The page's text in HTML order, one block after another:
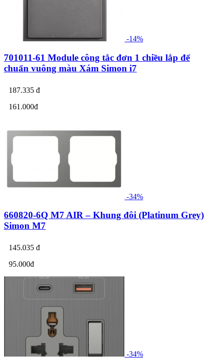
-14%
701011-61 Module công tắc đơn 1 chiều lắp đế
chuẩn vuông màu Xám Simon i7
187.335 đ
161.000đ
-34%
660820-6Q M7 AIR – Khung đôi (Platinum Grey)
Simon M7
145.035 đ
95.000đ
-34%